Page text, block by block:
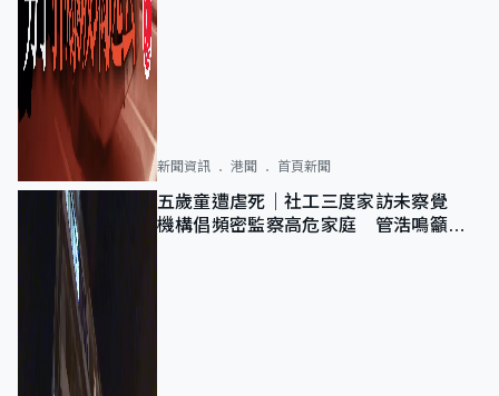
新聞資訊 港聞 首頁新聞
五歲童遭虐死｜社工三度家訪未察覺
機構倡頻密監察高危家庭 管浩鳴籲加